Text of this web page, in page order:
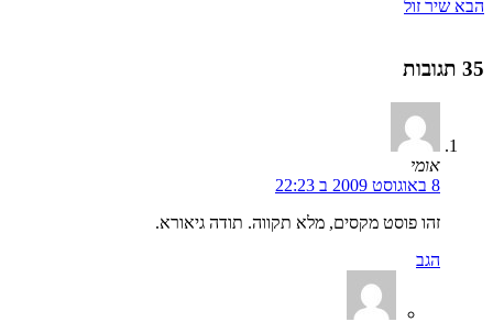
הבא שיר זול
35 תגובות
אומי
8 באוגוסט 2009 ב 22:23
זהו פוסט מקסים, מלא תקווה. תודה גיאורא.
הגב